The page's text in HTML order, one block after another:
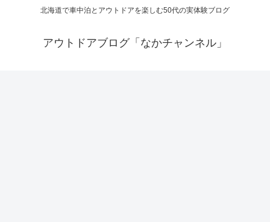
北海道で車中泊とアウトドアを楽しむ50代の実体験ブログ
アウトドアブログ「なかチャンネル」